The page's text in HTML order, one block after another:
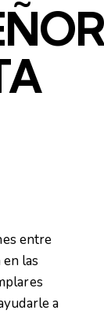
entre
las
a